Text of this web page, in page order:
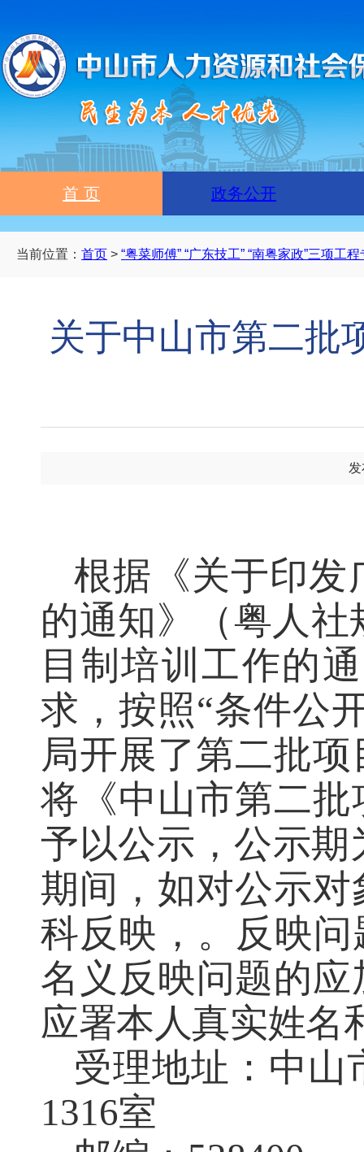
首 页 政务公开
当前位置： 首页 > “粤菜师傅” “广东技工” “南粤家政”三项工
关于中山市第二批
根据《关于印发
的通知》（粤人社
目制培训工作的
求，按照“条件公
局开展了第二批
将《中山市第二
予以公示，公示期
期间，如对公示
科反映 ，。反映
名义反映问题的
应署本人真实姓名
受理地址：中山
1316室